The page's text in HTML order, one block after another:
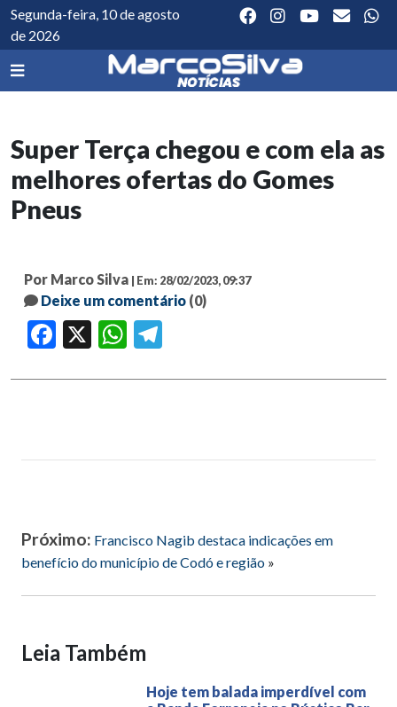
Segunda-feira, 10 de agosto
de 2026
Super Terça chegou e com ela as
melhores ofertas do Gomes
Pneus
Por Marco Silva | Em: 28/02/2023, 09:37
Deixe um comentário (0)
Facebook WhatsApp
Próximo: Francisco Nagib destaca indicações em
benefício do município de Codó e região »
Leia Também
Hoje tem balada imperdível com